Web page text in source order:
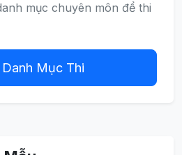
mục chuyên môn để thi
Danh Mục Thi